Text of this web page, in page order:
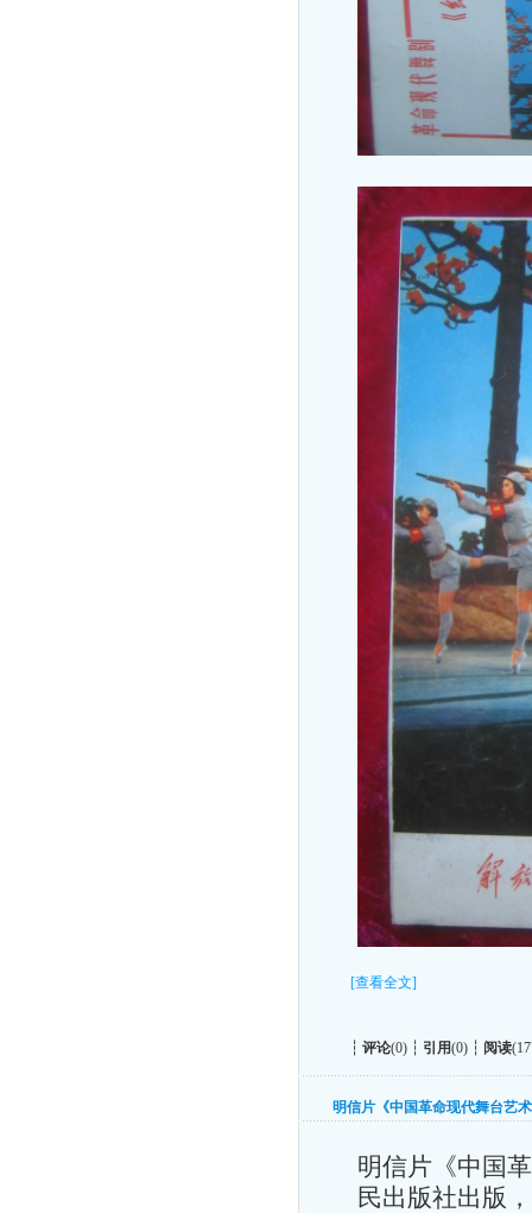
[查看全文]
┆ 评论(0) ┆ 引用(0) ┆ 阅读
明信片《中国革命现代舞台艺
明信片《中国
民出版社出版